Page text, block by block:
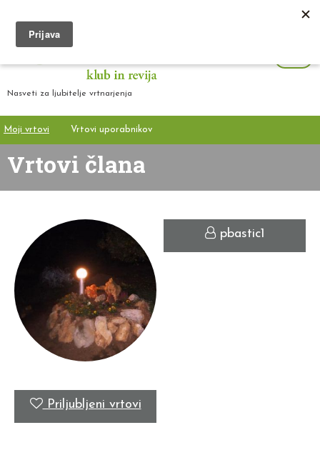
Nasveti za ljubitelje vrtnarjenja
Moji vrtovi Vrtovi uporabnikov
Vrtovi člana
pbastic1
Priljubljeni vrtovi